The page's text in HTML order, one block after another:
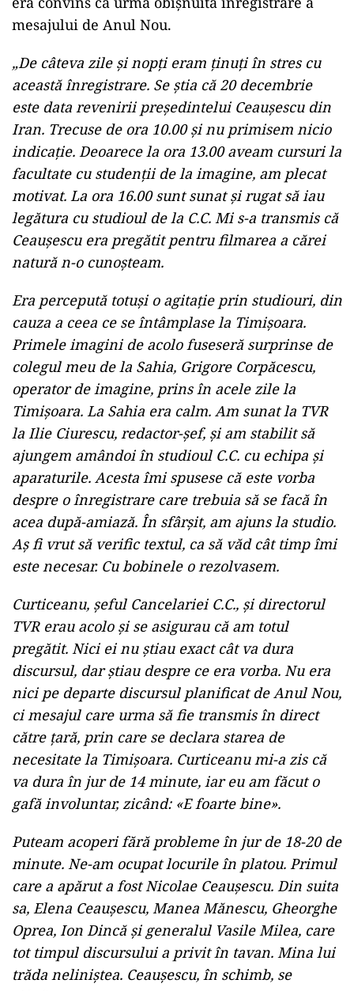
mesajului de Anul Nou.
„De câteva zile şi nopţi eram ţinuţi în stres cu
această înregistrare. Se ştia că 20 decembrie
este data revenirii preşedintelui Ceauşescu din
Iran. Trecuse de ora 10.00 şi nu primisem nicio
indicaţie. Deoarece la ora 13.00 aveam cursuri la
facultate cu studenţii de la imagine, am plecat
motivat. La ora 16.00 sunt sunat şi rugat să iau
legătura cu studioul de la C.C. Mi s-a transmis că
Ceauşescu era pregătit pentru filmarea a cărei
natură n-o cunoşteam.
Era percepută totuşi o agitaţie prin studiouri, din
cauza a ceea ce se întâmplase la Timişoara.
Primele imagini de acolo fuseseră surprinse de
colegul meu de la Sahia, Grigore Corpăcescu,
operator de imagine, prins în acele zile la
Timişoara. La Sahia era calm. Am sunat la TVR
la Ilie Ciurescu, redactor-şef, şi am stabilit să
ajungem amândoi în studioul C.C. cu echipa şi
aparaturile. Acesta îmi spusese că este vorba
despre o înregistrare care trebuia să se facă în
acea după-amiază. În sfârşit, am ajuns la studio.
Aş fi vrut să verific textul, ca să văd cât timp îmi
este necesar. Cu bobinele o rezolvasem.
Curticeanu, şeful Cancelariei C.C., şi directorul
TVR erau acolo şi se asigurau că am totul
pregătit. Nici ei nu ştiau exact cât va dura
discursul, dar ştiau despre ce era vorba. Nu era
nici pe departe discursul planificat de Anul Nou,
ci mesajul care urma să fie transmis în direct
către ţară, prin care se declara starea de
necesitate la Timişoara. Curticeanu mi-a zis că
va dura în jur de 14 minute, iar eu am făcut o
gafă involuntar, zicând: «E foarte bine».
Puteam acoperi fără probleme în jur de 18-20 de
minute. Ne-am ocupat locurile în platou. Primul
care a apărut a fost Nicolae Ceauşescu. Din suita
sa, Elena Ceauşescu, Manea Mănescu, Gheorghe
Oprea, Ion Dincă şi generalul Vasile Milea, care
tot timpul discursului a privit în tavan. Mina lui
trăda neliniştea. Ceauşescu, în schimb, se